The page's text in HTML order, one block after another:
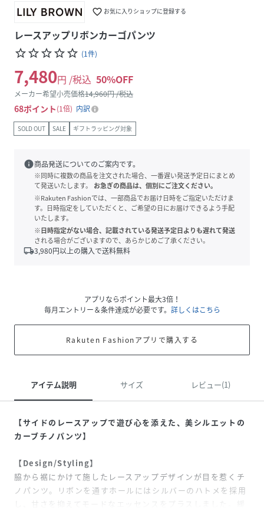
favorite_border お気に入りショップに登録する
レースアップリボンカーゴパンツ
star_borderstar_borderstar_borderstar_borderstar_border (1件)
7,480円 /税込 50%OFF
メーカー希望小売価格14,960円 /税込
68ポイント 1倍 内訳
SOLD OUT SALE ギフトラッピング対象
info商品発送についてのご案内です。
※同時に複数の商品を注文された場合、一番遅い発送予定日にまとめ
て発送いたします。
お急ぎの商品は、個別にご注文ください。
※Rakuten Fashionでは、一部商品でお届け日時をご指定いただけま
す。日時指定をしていただくと、ご希望の日にお届けできるよう手配
いたします。
※日時指定がない場合、記載されている発送予定日よりも遅れて発送
される場合がございますので、あらかじめご了承ください。
local_shipping3,980円以上の購入で送料無料
アプリならポイント最大3倍！
毎月エントリー＆条件達成が必要です。 詳しくはこちら
Rakuten Fashionアプリで購入する
アイテム説明 サイズ レビュー(1)
【サイドのレースアップで遊び心を添えた、美シルエットの
カーブチノパンツ】
【Design/Styling】
脇から裾にかけて施したレースアップデザインが目を惹くチ
ノパンツ。リボンを通すホールにはシルバーのハトメを採用
し、甘さを抑えてモードなエッセンスをプラスしました。緩